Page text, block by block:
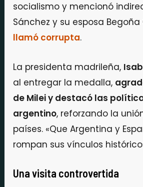
socialismo y mencionó
Sánchez y su esposa Begoña
llamó corrupta.
La presidenta madrileña,
al entregar la medalla,
de Milei y destacó las
argentino, reforzando la
países. «Que Argentina y
rompan sus vínculos
Una visita controvertida